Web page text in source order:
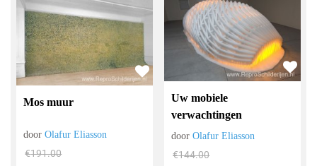
Mos muur
doorOlafur Eliasson
€191.00
Uw mobiele
verwachtingen
doorOlafur Eliasson
€144.00